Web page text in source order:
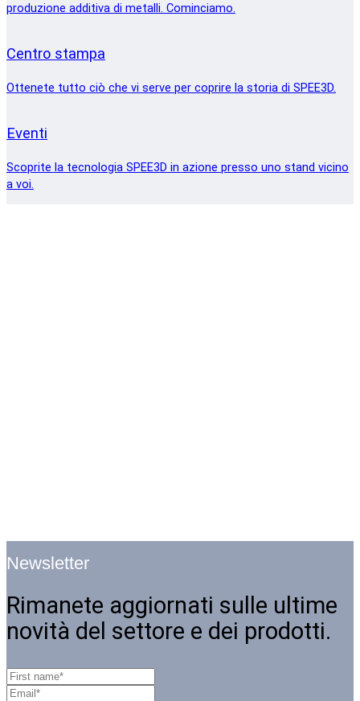
produzione additiva di metalli. Cominciamo.
Centro stampa
Ottenete tutto ciò che vi serve per coprire la storia di SPEE3D.
Eventi
Scoprite la tecnologia SPEE3D in azione presso uno stand vicino
a voi.
Newsletter
Rimanete aggiornati sulle ultime
novità del settore e dei prodotti.